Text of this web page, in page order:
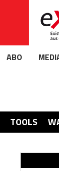
ABO
TOOLS